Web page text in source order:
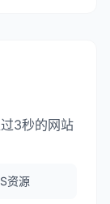
3秒的网站
资源